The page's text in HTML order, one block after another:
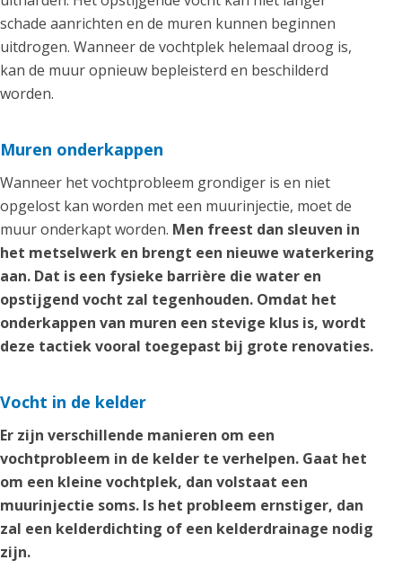
schade aanrichten en de muren kunnen beginnen
uitdrogen. Wanneer de vochtplek helemaal droog is,
kan de muur opnieuw bepleisterd en beschilderd
worden.
Muren onderkappen
Wanneer het vochtprobleem grondiger is en niet
opgelost kan worden met een muurinjectie, moet de
muur onderkapt worden. Men freest dan sleuven in
het metselwerk en brengt een nieuwe waterkering
aan. Dat is een fysieke barrière die water en
opstijgend vocht zal tegenhouden. Omdat het
onderkappen van muren een stevige klus is, wordt
deze tactiek vooral toegepast bij grote renovaties.
Vocht in de kelder
Er zijn verschillende manieren om een
vochtprobleem in de kelder te verhelpen. Gaat het
om een kleine vochtplek, dan volstaat een
muurinjectie soms. Is het probleem ernstiger, dan
zal een kelderdichting of een kelderdrainage nodig
zijn.